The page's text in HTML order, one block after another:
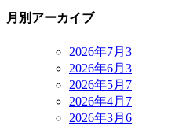
月別アーカイブ
2026年7月 3
2026年6月 3
2026年5月 7
2026年4月 7
2026年3月 6